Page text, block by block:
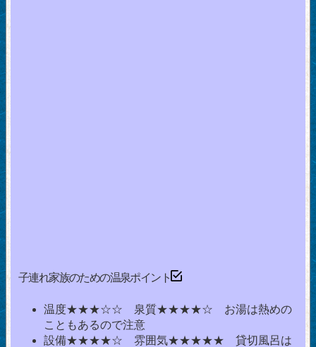
子連れ家族のための温泉ポイント
温度★★★☆☆ 泉質★★★★☆ お湯は熱めの
こともあるので注意
設備★★★★☆ 雰囲気★★★★★ 貸切風呂は